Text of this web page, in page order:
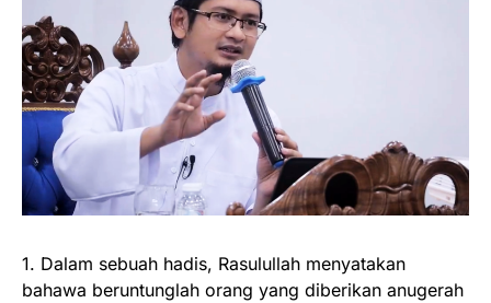
1. Dalam sebuah hadis, Rasulullah menyatakan
bahawa beruntunglah orang yang diberikan anugerah